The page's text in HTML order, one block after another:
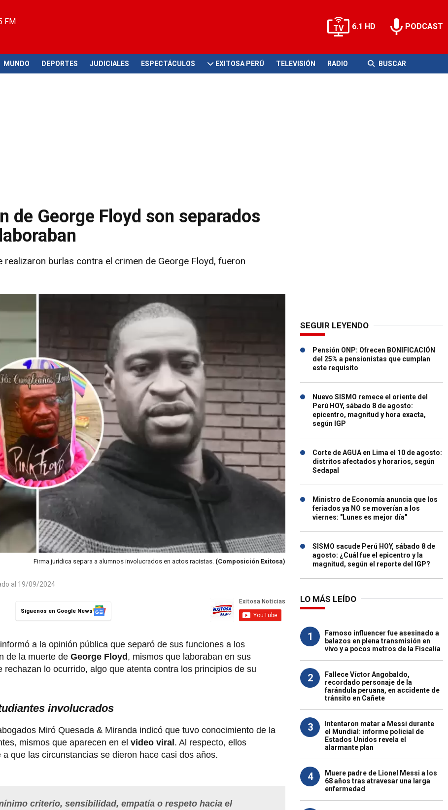
FM
6.1 HD PODCAST
MUNDO DEPORTES JUDICIALES ESPECTÁCULOS EXITOSA PERÚ TELEVISIÓN RADIO BUSCAR
de George Floyd son separados
burlas contra el crimen de George Floyd, fueron
Firma jurídica separa a alumnos involucrados en actos racistas. (Composición Exitosa)
al 19/09/2024
Síguenos en Google News
informó a la opinión pública que separó de sus funciones a los
de la muerte de George Floyd , mismos que laboraban en sus
rechazan lo ocurrido, algo que atenta contra los principios de su
involucrados
Miró Quesada & Miranda indicó que tuvo conocimiento de la
mismos que aparecen en el video viral . Al respecto, ellos
a que las circunstancias se dieron hace casi dos años.
criterio, sensibilidad, empatía o respeto hacia el
SEGUIR LEYENDO
Pensión ONP: Ofrecen BONIFICACIÓN
del 25% a pensionistas que cumplan
este requisito
Nuevo SISMO remece el oriente del
Perú HOY, sábado 8 de agosto:
epicentro, magnitud y hora exacta,
según IGP
Corte de AGUA en Lima el 10 de agosto:
distritos afectados y horarios, según
Sedapal
Ministro de Economía anuncia que los
feriados ya NO se moverían a los
viernes: "Lunes es mejor día"
SISMO sacude Perú HOY, sábado 8 de
agosto: ¿Cuál fue el epicentro y la
magnitud, según el reporte del IGP?
LO MÁS LEÍDO
1
Famoso influencer fue asesinado a
balazos en plena transmisión en
vivo y a pocos metros de la Fiscalía
2
Fallece Víctor Angobaldo,
recordado personaje de la
farándula peruana, en accidente de
tránsito en Cañete
3
Intentaron matar a Messi durante
el Mundial: informe policial de
Estados Unidos revela el
alarmante plan
4
Muere padre de Lionel Messi a los
68 años tras atravesar una larga
enfermedad